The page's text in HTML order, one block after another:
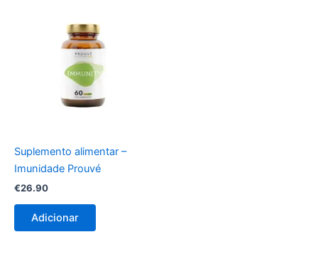
Suplemento alimentar –
Imunidade Prouvé
€26.90
Adicionar